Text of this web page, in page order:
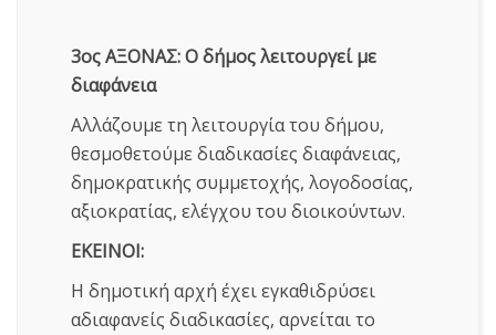
3ος ΑΞΟΝΑΣ: Ο δήμος λειτουργεί με
διαφάνεια
Αλλάζουμε τη λειτουργία του δήμου,
θεσμοθετούμε διαδικασίες διαφάνειας,
δημοκρατικής συμμετοχής, λογοδοσίας,
αξιοκρατίας, ελέγχου του διοικούντων.
ΕΚΕΙΝΟΙ:
Η δημοτική αρχή έχει εγκαθιδρύσει
αδιαφανείς διαδικασίες, αρνείται το